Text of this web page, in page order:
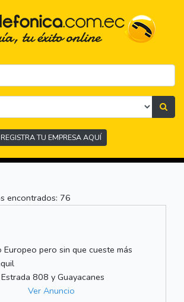
REGISTRA TU EMPRESA AQUÍ
encontrados: 76
Europeo pero sin que cueste más
808 y Guayacanes
Ver Anuncio